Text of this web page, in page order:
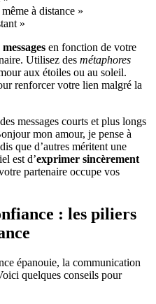
à distance »
»
en fonction de votre
Utilisez des métaphores
aux étoiles ou au soleil.
renforcer votre lien malgré la
messages courts et plus longs
mon amour, je pense à
que d’autres méritent une
est d’exprimer sincèrement
partenaire occupe vos
: les piliers
épanouie, la communication
quelques conseils pour